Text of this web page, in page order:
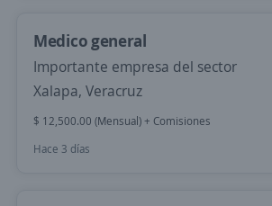
Medico general
Importante empresa del sector
Xalapa, Veracruz
$ 12,500.00 (Mensual) + Comisiones
Hace 3 días